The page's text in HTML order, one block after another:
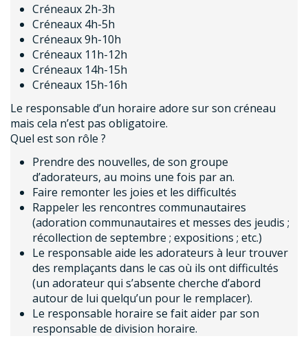
Créneaux 2h-3h
Créneaux 4h-5h
Créneaux 9h-10h
Créneaux 11h-12h
Créneaux 14h-15h
Créneaux 15h-16h
Le responsable d’un horaire adore sur son créneau
mais cela n’est pas obligatoire.
Quel est son rôle ?
Prendre des nouvelles, de son groupe
d’adorateurs, au moins une fois par an.
Faire remonter les joies et les difficultés
Rappeler les rencontres communautaires
(adoration communautaires et messes des jeudis ;
récollection de septembre ; expositions ; etc.)
Le responsable aide les adorateurs à leur trouver
des remplaçants dans le cas où ils ont difficultés
(un adorateur qui s’absente cherche d’abord
autour de lui quelqu’un pour le remplacer).
Le responsable horaire se fait aider par son
responsable de division horaire.